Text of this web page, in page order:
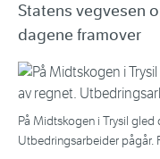
Statens vegvesen
dagene framover
På Midtskogen i Trysil
Utbedringsarbeider pågår.